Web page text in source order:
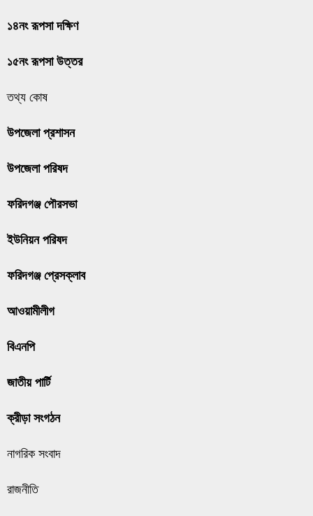
১৪নং রূপসা দক্ষিণ
১৫নং রূপসা উত্তর
তথ্য কোষ
উপজেলা প্রশাসন
উপজেলা পরিষদ
ফরিদগঞ্জ পৌরসভা
ইউনিয়ন পরিষদ
ফরিদগঞ্জ প্রেসক্লাব
আওয়ামীলীগ
বিএনপি
জাতীয় পার্টি
ক্রীড়া সংগঠন
নাগরিক সংবাদ
রাজনীতি